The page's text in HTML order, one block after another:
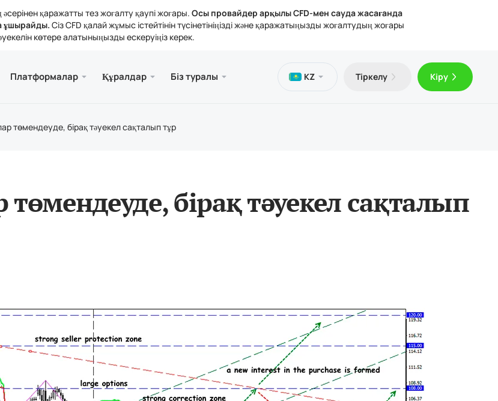
қаражатты тез жоғалту қаупі жоғары. Осы провайдер арқылы CFD-мен сауда жасағанда
ұшырайды. Сіз CFD қалай жұмыс істейтінін түсінетініңізді және қаражатыңызды жоғалтудың жоғары
көтере алатыныңызды ескеруіңіз керек.
Платформалар
терминалы
MetaTrader 5 (Android үшін)
Құралдар
Трейдинг туралы мақалалар
Біз туралы
Құқықтық құжаттар
KZ Тіркелу Кіру
төмендеуде, бірақ тәуекел сақталып тұр
төмендеуде, бірақ тәуекел сақталып